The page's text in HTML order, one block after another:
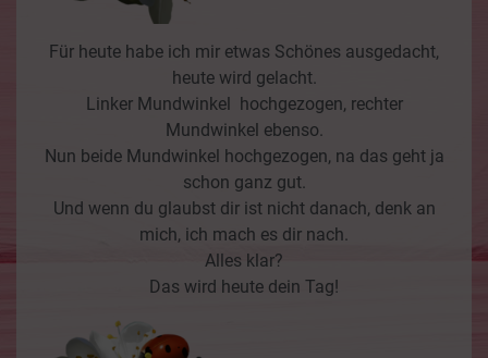
Für heute habe ich mir etwas Schönes ausgedacht,
heute wird gelacht.
Linker Mundwinkel hochgezogen, rechter
Mundwinkel ebenso.
Nun beide Mundwinkel hochgezogen, na das geht ja
schon ganz gut.
Und wenn du glaubst dir ist nicht danach, denk an
mich, ich mach es dir nach.
Alles klar?
Das wird heute dein Tag!